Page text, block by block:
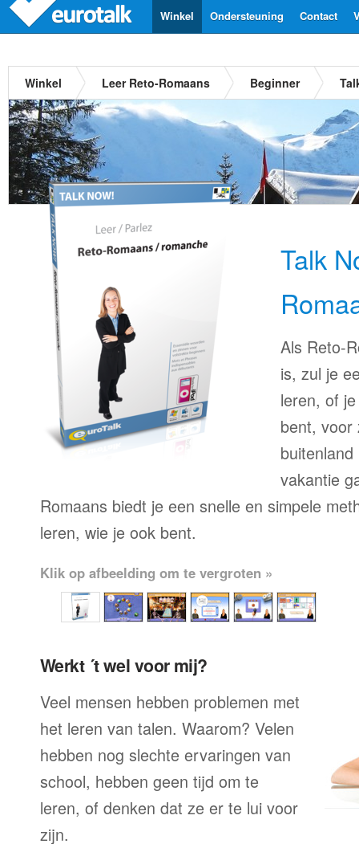
Contact
Ondersteuning
Winkel
Winkel Leer Reto-Romaans Beginner
Talk
Als Reto-
is, zul je
leren, of
bent, voor
vakantie
Romaans biedt je een snelle en simpele
leren, wie je ook bent.
Klik op afbeelding om te vergroten »
Werkt ´t wel voor mij?
Veel mensen hebben problemen met
het leren van talen. Waarom? Velen
hebben nog slechte ervaringen van
school, hebben geen tijd om te
leren, of denken dat ze er te lui voor
zijn.